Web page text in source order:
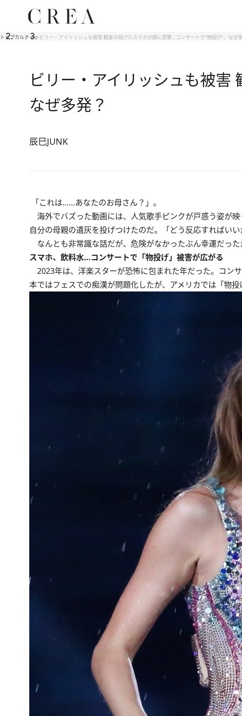
トップカルチャー ビリー・アイリッシュも被害 観客の投げたスマホが顔に直撃… コンサートで“物投げ”、なぜ
ビリー・アイリッシュも被害
なぜ多発？
辰巳JUNK
「これは……あなたのお母さん？」。
海外でバズった動画には、人気歌手ピンクが戸惑う姿が
自分の母親の遺灰を投げつけたのだ。「どう反応すればいい
なんとも非常識な話だが、危険がなかったぶん幸運だった
スマホ、飲料水…コンサートで「物投げ」被害が広がる
2023年は、洋楽スターが恐怖に包まれた年だった。コン
本ではフェスでの痴漢が問題化したが、アメリカでは「物投